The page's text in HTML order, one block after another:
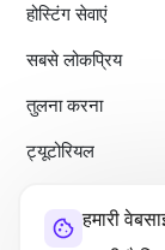
हमारी
होस्टिंग सेवाएं
सबसे लोकप्रिय
तुलना करना
ट्यूटोरियल
हमारे बारे मेंभुगतान